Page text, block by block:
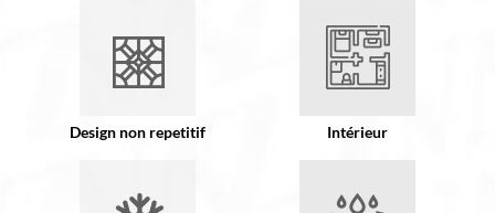
Design non repetitif Intérieur